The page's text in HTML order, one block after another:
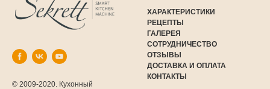
© 2009-2020. Кухонный
ХАРАКТЕРИСТИКИ
РЕЦЕПТЫ
ГАЛЕРЕЯ
СОТРУДНИЧЕСТВО
ОТЗЫВЫ
ДОСТАВКА И ОПЛАТА
КОНТАКТЫ